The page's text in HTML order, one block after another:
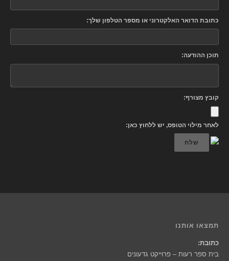
כתובת הדואר האלקטרוני או מספר הטלפון שלך:
תוכן ההודעה:
קובץ מצורף:
לאחר מילוי הטופס, יש ללחוץ כאן:
שלח
תמצאו אותנו
כתובת:
בית ספר רעות – פרוייקט גדעונים